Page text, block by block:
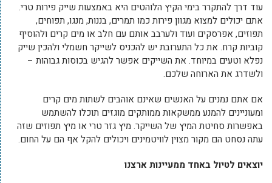
עוד דרך להתקרר בימי הקיץ הלוהטים היא באמצעות שייק פירות טרי.
אתם יכולים למצוא מגוון פירות כמו תמרים, בננות, מנגו, תפוחים,
תפוזים, אפרסקים ועוד ולערבב אותם עם חלב או מים קרים ולהוסיף
קוביות קרח. את כל התערובת יש להכניס לשייקר חשמלי ולהכין שייק
נפלא וטעים במיוחד. את השייקים אפשר להגיש בכוסות גבוהות –
ולשדרג את הארוחה שלכם.
אם אתם נמנים על האנשים שאינם אוהבים לשתות מים קרים
ומעוניינים להמנע ממשקאות ממותקים מוגזים תוכלו להשתמש
באפשרות סחיטת המיץ של השייקר. מיץ גזר טרי או מיץ תפוזים שזה
עתה נסחט הם מקור מצוין לוויטמינים ויכולים להקל אף הם על החום.
יוצאים לטיול באחד ממעיינות ארצנו